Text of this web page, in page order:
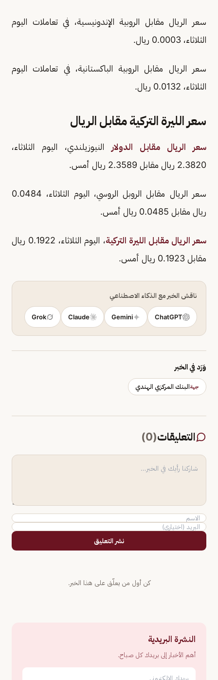
سعر الريال مقابل الروبية الإندونيسية، في تعاملات اليوم
الثلاثاء، 0.0003 ريال.
سعر الريال مقابل الروبية الباكستانية، في تعاملات اليوم
الثلاثاء، 0.0132 ريال.
سعر الليرة التركية مقابل الريال
سعر الريال مقابل الدولار النيوزيلندي، اليوم الثلاثاء،
2.3820 ريال مقابل 2.3589 ريال أمس.
سعر الريال مقابل الروبل الروسي، اليوم الثلاثاء، 0.0484
ريال مقابل 0.0485 ريال أمس.
سعر الريال مقابل الليرة التركية
، اليوم الثلاثاء، 0.1922 ريال
مقابل 0.1923 ريال أمس.
ناقش الخبر مع الذكاء الاصطناعي
ChatGPT
Gemini
Claude
Grok
وَرَد في الخبر
جهةالبنك المركزي الهندي
التعليقات(
0
)
نشر التعليق
كن أول من يعلّق على هذا الخبر.
النشرة البريدية
أهم الأخبار إلى بريدك كل صباح.